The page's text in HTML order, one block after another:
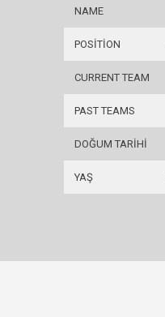
NAME
POSITION
CURRENT TEAM
PAST TEAMS
DOĞUM TARIHI
YAŞ